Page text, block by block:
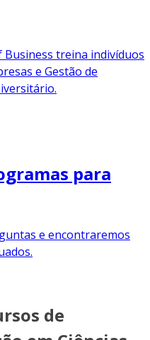
Business treina indivíduos
e Gestão de
para
e encontraremos
de